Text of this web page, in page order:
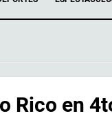
Rico en